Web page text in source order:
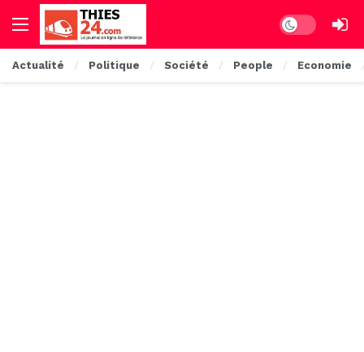
Dark mode
Actualité Politique Société People Economie